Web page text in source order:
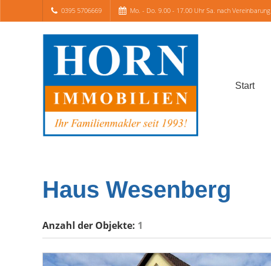
0395 5706669 Mo. - Do. 9.00 - 17.00 Uhr Sa. nach Vereinbarung
Start
Haus Wesenberg
Anzahl der Objekte: 1